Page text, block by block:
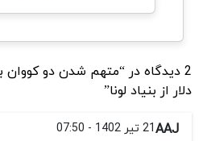
دلار از بنیاد لونا”
AAJ21 تیر 1402 - 07:50